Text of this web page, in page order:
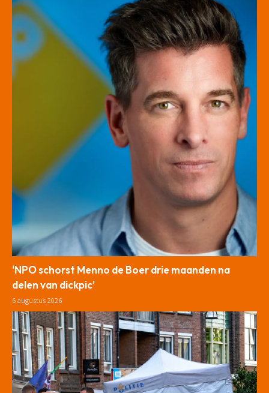
‘NPO schorst Menno de Boer drie maanden na
delen van dickpic’
6 augustus 2026